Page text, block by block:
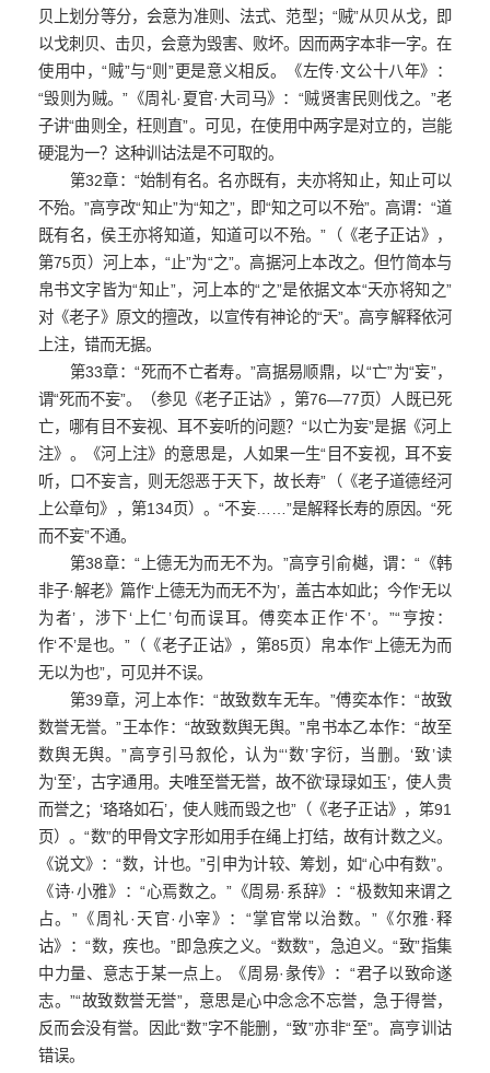
贝上划分等分，会意为准则、法式、范型；“贼”从贝从戈，即
以戈刺贝、击贝，会意为毁害、败坏。因而两字本非一字。在
使用中，“贼”与“则”更是意义相反。《左传·文公十八年》：
“毁则为贼。”《周礼·夏官·大司马》：“贼贤害民则伐之。”老
子讲“曲则全，枉则直”。可见，在使用中两字是对立的，岂能
硬混为一？这种训诂法是不可取的。
第32章：“始制有名。名亦既有，夫亦将知止，知止可以
不殆。”高亨改“知止”为“知之”，即“知之可以不殆”。高谓：“道
既有名，侯王亦将知道，知道可以不殆。”（《老子正诂》，
第75页）河上本，“止”为“之”。高据河上本改之。但竹简本与
帛书文字皆为“知止”，河上本的“之”是依据文本“天亦将知之”
对《老子》原文的擅改，以宣传有神论的“天”。高亨解释依河
上注，错而无据。
第33章：“死而不亡者寿。”高据易顺鼎，以“亡”为“妄”，
谓“死而不妄”。（参见《老子正诂》，第76—77页）人既已死
亡，哪有目不妄视、耳不妄听的问题？“以亡为妄”是据《河上
注》。《河上注》的意思是，人如果一生“目不妄视，耳不妄
听，口不妄言，则无怨恶于天下，故长寿”（《老子道德经河
上公章句》，第134页）。“不妄……”是解释长寿的原因。“死
而不妄”不通。
第38章：“上德无为而无不为。”高亨引俞樾，谓：“《韩
非子·解老》篇作‘上德无为而无不为’，盖古本如此；今作‘无以
为者’，涉下‘上仁’句而误耳。傅奕本正作‘不’。”“亨按：
作‘不’是也。”（《老子正诂》，第85页）帛本作“上德无为而
无以为也”，可见并不误。
第39章，河上本作：“故致数车无车。”傅奕本作：“故致
数誉无誉。”王本作：“故致数舆无舆。”帛书本乙本作：“故至
数舆无舆。”高亨引马叙伦，认为“‘数’字衍，当删。‘致’读
为‘至’，古字通用。夫唯至誉无誉，故不欲‘琭琭如玉’，使人贵
而誉之；‘珞珞如石’，使人贱而毁之也”（《老子正诂》，笫91
页）。“数”的甲骨文字形如用手在绳上打结，故有计数之义。
《说文》：“数，计也。”引申为计较、筹划，如“心中有数”。
《诗·小雅》：“心焉数之。”《周易·系辞》：“极数知来谓之
占。”《周礼·天官·小宰》：“掌官常以治数。”《尔雅·释
诂》：“数，疾也。”即急疾之义。“数数”，急迫义。“致”指集
中力量、意志于某一点上。《周易·彖传》：“君子以致命遂
志。”“故致数誉无誉”，意思是心中念念不忘誉，急于得誉，
反而会没有誉。因此“数”字不能删，“致”亦非“至”。高亨训诂
错误。